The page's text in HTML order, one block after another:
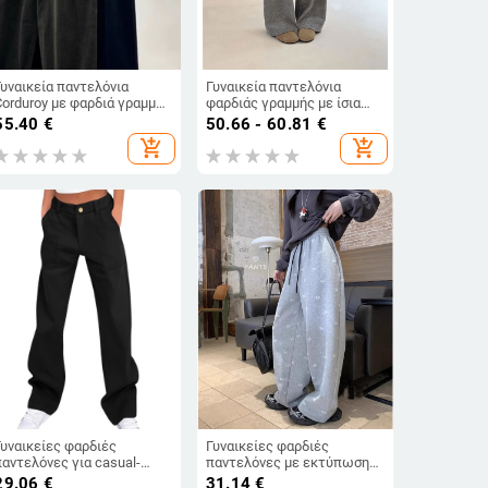
παντελόνια
με φαρδιά γραμμή
ψηλή μέση,
patchwork
€
add_shopping_cart
Γυναικεία παντελόνια
φαρδιάς γραμμής με ίσια
κοπή, υψηλή μέση,
ύφανση, υψηλή
50.66 - 60.81 €
add_shopping_cart
φαρδιές
για casual-
καθημερινή χρήση,
€
Γυναικείες φαρδιές
παντελόνες με εκτύπωση
φιόγκο, υψηλή μέση,
31.14 €